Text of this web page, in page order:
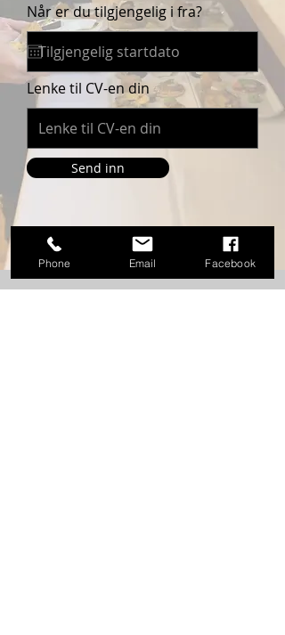
Når er du tilgjengelig i fra?*r
e
i
r
e
d
Lenke til CV-en din
Send inn
Phone Email Facebook